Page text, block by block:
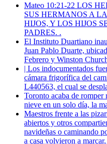
Mateo 10:21-22 LOS
SUS HERMANOS A
HIJOS, Y LOS HIJOS
PADRES. .
El Instituto Duartiano
Juan Pablo Duarte,
Febrero y Winston
| Los indocumentados
cámara frigorífica del
L440563, el cual se
Toronto acaba de romper
nieve en un solo día, la
Maestros frente a las
abiertos y otros
navideñas o caminando
a casa volvieron a